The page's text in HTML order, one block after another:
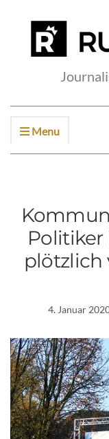
Menu
plötzlich
4. Januar